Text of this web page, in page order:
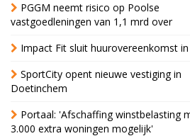
PGGM neemt risico op Poolse
vastgoedleningen van 1,1 mrd over
Impact Fit sluit huurovereenkomst
SportCity opent nieuwe vestiging in
Doetinchem
Portaal: 'Afschaffing winstbelasting
3.000 extra woningen mogelijk'